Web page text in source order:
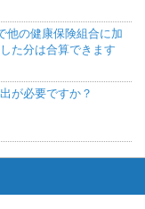
他の健康保険組合に加
た分は合算できます
が必要ですか？